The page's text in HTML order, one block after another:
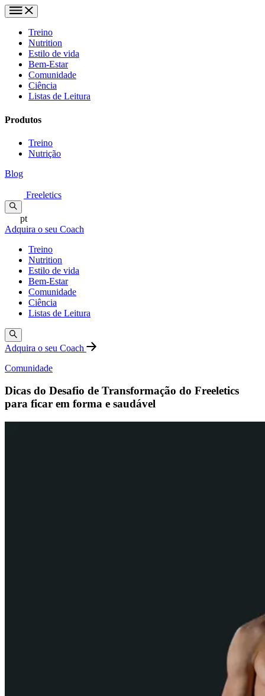
Treino
Nutrition
Estilo de vida
Bem-Estar
Comunidade
Ciência
Listas de Leitura
Produtos
Treino
Nutrição
Blog
Freeletics
pt
Adquira o seu Coach
Treino
Nutrition
Estilo de vida
Bem-Estar
Comunidade
Ciência
Listas de Leitura
Adquira o seu Coach
Comunidade
Dicas do Desafio de Transformação do Freeletics
para ficar em forma e saudável